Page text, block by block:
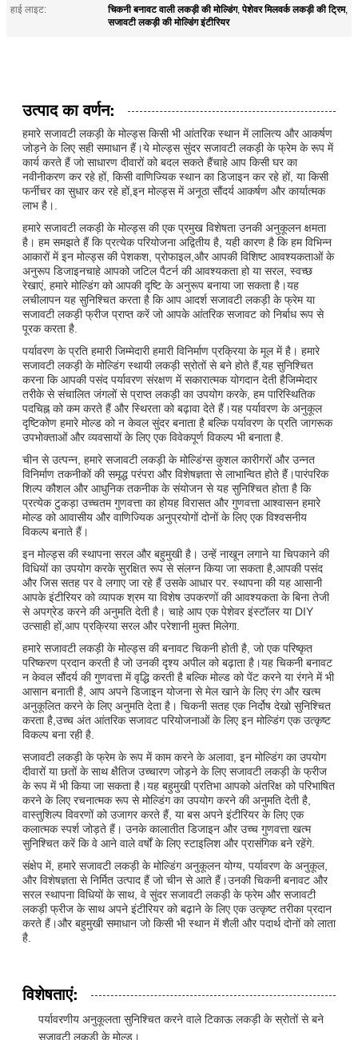
हाई लाइट:
चिकनी बनावट वाली लकड़ी की मोल्डिंग,पेशेवर मिलवर्क लकड़ी की ट्रिम,
सजावटी लकड़ी की मोल्डिंग इंटीरियर
उत्पाद का वर्णन:
हमारे सजावटी लकड़ी के मोल्ड्स किसी भी आंतरिक स्थान में लालित्य और आकर्षण
जोड़ने के लिए सही समाधान हैं।ये मोल्ड्स सुंदर सजावटी लकड़ी के फ्रेम के रूप में
कार्य करते हैं जो साधारण दीवारों को बदल सकते हैंचाहे आप किसी घर का
नवीनीकरण कर रहे हों, किसी वाणिज्यिक स्थान का डिजाइन कर रहे हों, या किसी
फर्नीचर का सुधार कर रहे हों,इन मोल्ड्स में अनूठा सौंदर्य आकर्षण और कार्यात्मक
लाभ है।.
हमारे सजावटी लकड़ी के मोल्ड्स की एक प्रमुख विशेषता उनकी अनुकूलन क्षमता
है। हम समझते हैं कि प्रत्येक परियोजना अद्वितीय है, यही कारण है कि हम विभिन्न
आकारों में इन मोल्ड्स की पेशकश, प्रोफाइल,और आपकी विशिष्ट आवश्यकताओं के
अनुरूप डिजाइनचाहे आपको जटिल पैटर्न की आवश्यकता हो या सरल, स्वच्छ
रेखाएं, हमारे मोल्डिंग को आपकी दृष्टि के अनुरूप बनाया जा सकता है।यह
लचीलापन यह सुनिश्चित करता है कि आप आदर्श सजावटी लकड़ी के फ्रेम या
सजावटी लकड़ी फ्रीज प्राप्त करें जो आपके आंतरिक सजावट को निर्बाध रूप से
पूरक करता है.
पर्यावरण के प्रति हमारी जिम्मेदारी हमारी विनिर्माण प्रक्रिया के मूल में है। हमारे
सजावटी लकड़ी के मोल्डिंग स्थायी लकड़ी स्रोतों से बने होते हैं,यह सुनिश्चित
करना कि आपकी पसंद पर्यावरण संरक्षण में सकारात्मक योगदान देती हैजिम्मेदार
तरीके से संचालित जंगलों से प्राप्त लकड़ी का उपयोग करके, हम पारिस्थितिक
पदचिह्न को कम करते हैं और स्थिरता को बढ़ावा देते हैं।यह पर्यावरण के अनुकूल
दृष्टिकोण हमारे मोल्ड को न केवल सुंदर बनाता है बल्कि पर्यावरण के प्रति जागरूक
उपभोक्ताओं और व्यवसायों के लिए एक विवेकपूर्ण विकल्प भी बनाता है.
चीन से उत्पन्न, हमारे सजावटी लकड़ी के मोल्डिंग्स कुशल कारीगरों और उन्नत
विनिर्माण तकनीकों की समृद्ध परंपरा और विशेषज्ञता से लाभान्वित होते हैं।पारंपरिक
शिल्प कौशल और आधुनिक तकनीक के संयोजन से यह सुनिश्चित होता है कि
प्रत्येक टुकड़ा उच्चतम गुणवत्ता का होयह विरासत और गुणवत्ता आश्वासन हमारे
मोल्ड को आवासीय और वाणिज्यिक अनुप्रयोगों दोनों के लिए एक विश्वसनीय
विकल्प बनाते हैं।
इन मोल्ड्स की स्थापना सरल और बहुमुखी है। उन्हें नाखून लगाने या चिपकाने की
विधियों का उपयोग करके सुरक्षित रूप से संलग्न किया जा सकता है,आपकी पसंद
और जिस सतह पर वे लगाए जा रहे हैं उसके आधार पर. स्थापना की यह आसानी
आपके इंटीरियर को व्यापक श्रम या विशेष उपकरणों की आवश्यकता के बिना तेजी
से अपग्रेड करने की अनुमति देती है। चाहे आप एक पेशेवर इंस्टॉलर या DIY
उत्साही हों,आप प्रक्रिया सरल और परेशानी मुक्त मिलेगा.
हमारे सजावटी लकड़ी के मोल्ड्स की बनावट चिकनी होती है, जो एक परिष्कृत
परिष्करण प्रदान करती है जो उनकी दृश्य अपील को बढ़ाता है।यह चिकनी बनावट
न केवल सौंदर्य की गुणवत्ता में वृद्धि करती है बल्कि मोल्ड को पेंट करने या रंगने में भी
आसान बनाती है, आप अपने डिजाइन योजना से मेल खाने के लिए रंग और खत्म
अनुकूलित करने के लिए अनुमति देता है। चिकनी सतह एक निर्दोष देखो सुनिश्चित
करता है,उच्च अंत आंतरिक सजावट परियोजनाओं के लिए इन मोल्डिंग एक उत्कृष्ट
विकल्प बना रही है.
सजावटी लकड़ी के फ्रेम के रूप में काम करने के अलावा, इन मोल्डिंग का उपयोग
दीवारों या छतों के साथ क्षैतिज उच्चारण जोड़ने के लिए सजावटी लकड़ी के फ्रीज
के रूप में भी किया जा सकता है।यह बहुमुखी प्रतिभा आपको अंतरिक्ष को परिभाषित
करने के लिए रचनात्मक रूप से मोल्डिंग का उपयोग करने की अनुमति देती है,
वास्तुशिल्प विवरणों को उजागर करते हैं, या बस अपने इंटीरियर के लिए एक
कलात्मक स्पर्श जोड़ते हैं। उनके कालातीत डिजाइन और उच्च गुणवत्ता खत्म
सुनिश्चित करें कि वे आने वाले वर्षों के लिए स्टाइलिश और प्रासंगिक बने रहेंगे.
संक्षेप में, हमारे सजावटी लकड़ी के मोल्डिंग अनुकूलन योग्य, पर्यावरण के अनुकूल,
और विशेषज्ञता से निर्मित उत्पाद हैं जो चीन से आते हैं।उनकी चिकनी बनावट और
सरल स्थापना विधियों के साथ, वे सुंदर सजावटी लकड़ी के फ्रेम और सजावटी
लकड़ी फ्रीज के साथ अपने इंटीरियर को बढ़ाने के लिए एक उत्कृष्ट तरीका प्रदान
करते हैं।और बहुमुखी समाधान जो किसी भी स्थान में शैली और पदार्थ दोनों को लाता
है.
विशेषताएं:
पर्यावरणीय अनुकूलता सुनिश्चित करने वाले टिकाऊ लकड़ी के स्रोतों से बने
सजावटी लकड़ी के मोल्ड।